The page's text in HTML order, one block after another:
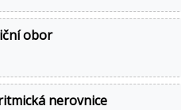
obor
nerovnice